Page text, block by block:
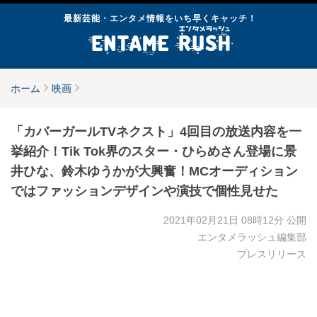
最新芸能・エンタメ情報をいち早くキャッチ！
ホーム 映画
「カバーガールTVネクスト」4回目の放送内容を一
挙紹介！Tik Tok界のスター・ひらめさん登場に景
井ひな、鈴木ゆうかが大興奮！MCオーディション
ではファッションデザインや演技で個性見せた
2021年02月21日 08時12分 公開
エンタメラッシュ編集部
プレスリリース